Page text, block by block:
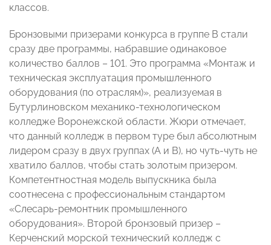
классов.
Бронзовыми призерами конкурса в группе В стали
сразу две программы, набравшие одинаковое
количество баллов – 101. Это программа «Монтаж и
техническая эксплуатация промышленного
оборудования (по отраслям)», реализуемая в
Бутурлиновском механико-технологическом
колледже Воронежской области. Жюри отмечает,
что данный колледж в первом туре был абсолютным
лидером сразу в двух группах (А и В), но чуть-чуть не
хватило баллов, чтобы стать золотым призером.
Компетентностная модель выпускника была
соотнесена с профессиональным стандартом
«Слесарь-ремонтник промышленного
оборудования». Второй бронзовый призер –
Керченский морской технический колледж с